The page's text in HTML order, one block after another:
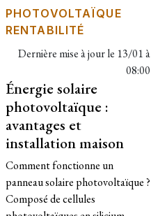
PHOTOVOLTAÏQUE
RENTABILITÉ
Dernière mise à jour le 13/01 à
08:00
Énergie solaire
photovoltaïque :
avantages et
installation maison
Comment fonctionne un
panneau solaire photovoltaïque ?
Composé de cellules